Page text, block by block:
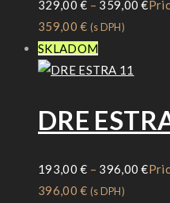
329,00€ – 359,00€
359,00 € (s DPH)
SKLADOM
DRE
193,00€ – 396,00€
396,00 € (s DPH)